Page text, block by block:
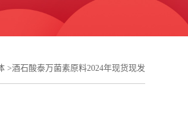
>酒石酸泰万菌素原料2024年现货现发